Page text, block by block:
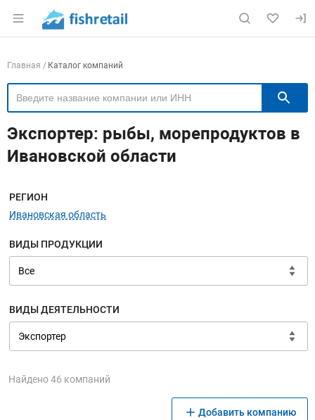
Раздел навигации по сайту fishretail.ru
Навигация по компаниям
Главная Каталог компаний
Экспортер: рыбы, морепродуктов в
Ивановской области
Меню навигации
РЕГИОН
Ивановская область
ВИДЫ ПРОДУКЦИИ
ВИДЫ ДЕЯТЕЛЬНОСТИ
Найдено 46 компаний
Добавить компанию